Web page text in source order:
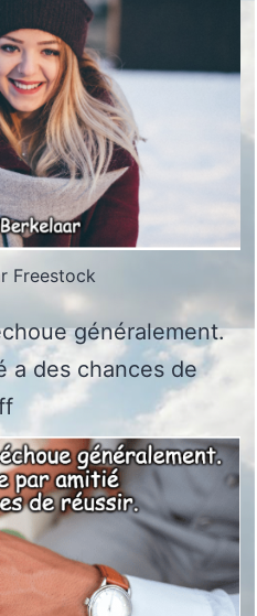
Freestock
généralement.
a des chances de